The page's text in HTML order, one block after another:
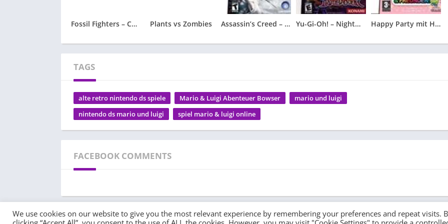
Fossil Fighters – Champions Plants vs Zombies Assassin’s Creed – Altair’s Chronicles Yu-Gi-Oh! – Nightmare Troubadour Happy Party mit Hello Kitty und Freunden
TAGS
alte retro nintendo ds spiele Mario & Luigi Abenteuer Bowser
mario und luigi
nintendo ds mario und luigi
spiel mario & luigi online
FACEBOOK COMMENTS
We use cookies on our website to give you the most relevant experience by remembering your preferences and repeat visits.